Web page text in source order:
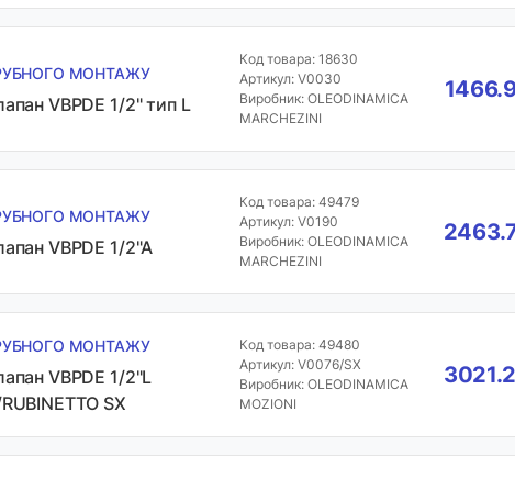
МОНТАЖУ
VBPDE 1/2" тип L
Код товара: 18630
Артикул: V0030
Виробник: OLEODINAMICA
MARCHEZINI
МОНТАЖУ
VBPDE 1/2"A
Код товара: 49479
Артикул: V0190
Виробник: OLEODINAMICA
MARCHEZINI
МОНТАЖУ
VBPDE 1/2"L
SX
Код товара: 49480
Артикул: V0076/SX
Виробник: OLEODINAMICA
MOZIONI